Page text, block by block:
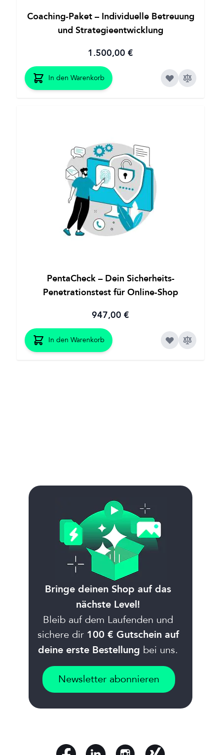
Coaching-Paket – Individuelle Betreuung
und Strategieentwicklung
1.500,00 €
In den Warenkorb
PentaCheck – Dein Sicherheits-
Penetrationstest für Online-Shop
947,00 €
In den Warenkorb
Bringe deinen Shop auf das
nächste Level!
Bleib auf dem Laufenden und
sichere dir 100 € Gutschein auf
deine erste Bestellung bei uns.
Newsletter abonnieren